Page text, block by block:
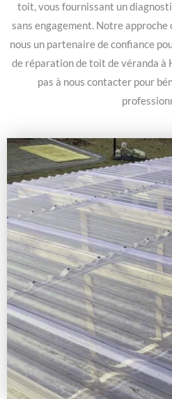
toit, vous fournissant un
sans engagement. Notre
nous un partenaire de confiance
de réparation de toit de véranda à
pas à nous contacter pour